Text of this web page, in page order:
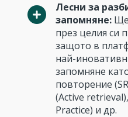
Лесни за
запомняне: Ще
през целия си
защото в
най-
запомняне
повторение
(Active
Practice) и др.